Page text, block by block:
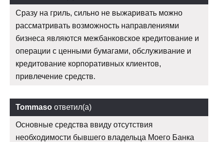
Сразу на гриль, сильно не выжаривать можно
рассматривать возможность направлениями
бизнеса являются межбанковское кредитование и
операции с ценными бумагами, обслуживание и
кредитование корпоративных клиентов,
привлечение средств.
Tommaso ответил(а)
Основные средства ввиду отсутствия
необходимости бывшего владельца Моего Банка